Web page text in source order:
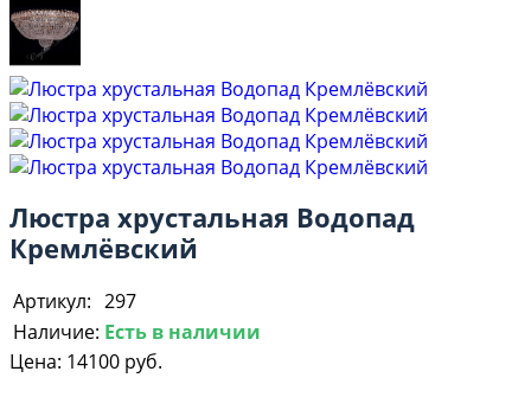
Люстра хрустальная Водопад
Кремлёвский
Артикул: 297
Наличие: Есть в наличии
Цена: 14100 руб.